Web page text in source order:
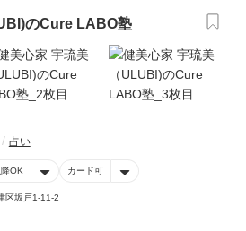
のCure LABO塾
占い
OK カード可
区坂戸1-11-2